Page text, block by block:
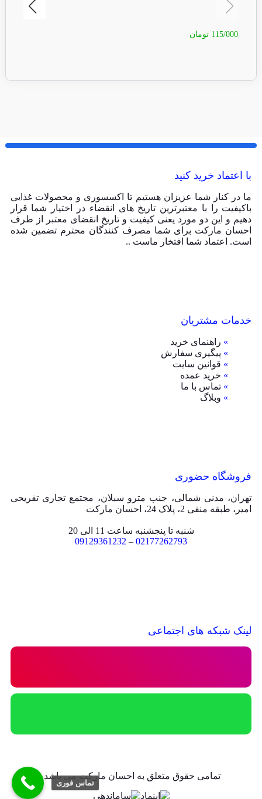
115/000 تومان
با اعتماد خرید کنید
ما در کنار شما عزیزان هستیم تا اکسسوری و محصولات غذایی
باکیفیت را با معتبرترین تاریخ های انقضاء در اختیار شما قرار
دهیم و این دو مورد یعنی کیفیت و تاریخ انقضای معتبر از طرف
احسان مارکت برای شما مصرف کنندگان محترم تضمین شده
است. اعتماد شما افتخار ماست ..
خدمات مشتریان
» راهنمای خرید
» پیگیری سفارش
» قوانین سایت
» خرید عمده
» تماس با ما
» وبلاگ
فروشگاه حضوری
تهران، مدنی شمالی، جنب مترو سبلان، مجتمع تجاری تفریحی
امیر، طبقه منفی 2، پلاک 24، احسان مارکت
شنبه تا پنجشنبه ساعت 11 الی 20
02177262793
–
09129361232
لینک شبکه های اجتماعی
تمامی حقوق متعلق به احسان مارکت می باشد.
تماس فوری